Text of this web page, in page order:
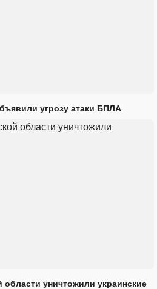
угрозу атаки БПЛА
области уничтожили украинские